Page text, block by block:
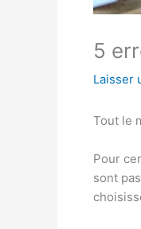
5
Laisser
Tout le
Pour
sont